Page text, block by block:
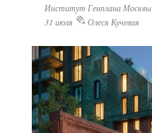
Институт Генплана Москвы
31 июля
Олеся Кучевая